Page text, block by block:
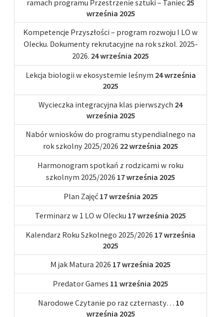
ramach programu Przestrzenie sztuki – Taniec 25
września 2025
Kompetencje Przyszłości – program rozwoju I LO w
Olecku. Dokumenty rekrutacyjne na rok szkol. 2025-
2026. 24 września 2025
Lekcja biologii w ekosystemie leśnym 24 września
2025
Wycieczka integracyjna klas pierwszych 24
września 2025
Nabór wniosków do programu stypendialnego na
rok szkolny 2025/2026 22 września 2025
Harmonogram spotkań z rodzicami w roku
szkolnym 2025/2026 17 września 2025
Plan Zajęć 17 września 2025
Terminarz w 1 LO w Olecku 17 września 2025
Kalendarz Roku Szkolnego 2025/2026 17 września
2025
M jak Matura 2026 17 września 2025
Predator Games 11 września 2025
Narodowe Czytanie po raz czternasty… 10
września 2025